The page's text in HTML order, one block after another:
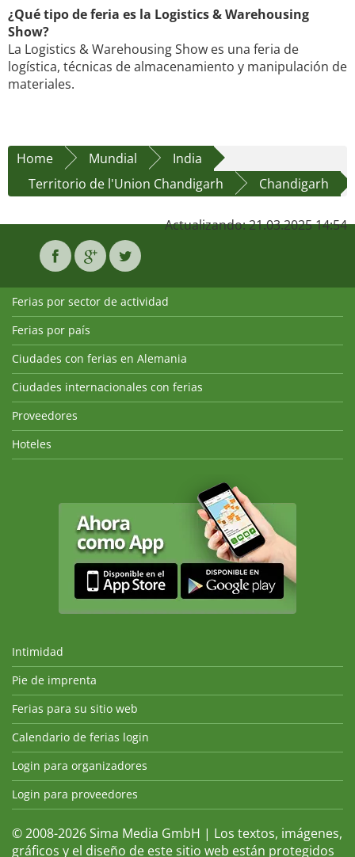
¿Qué tipo de feria es la Logistics & Warehousing
Show?
La Logistics & Warehousing Show es una feria de
logística, técnicas de almacenamiento y manipulación de
materiales.
Home Mundial
India
Territorio de l'Union Chandigarh
Chandigarh
Actualizando: 21.03.2025 14:54
Ferias por sector de actividad
Ferias por país
Ciudades con ferias en Alemania
Ciudades internacionales con ferias
Proveedores
Hoteles
Intimidad
Pie de imprenta
Ferias para su sitio web
Calendario de ferias login
Login para organizadores
Login para proveedores
© 2008-2026 Sima Media GmbH | Los textos, imágenes,
gráficos y el diseño de este sitio web están protegidos